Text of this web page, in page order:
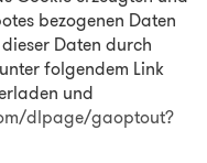
bezogenen Daten
Daten durch
folgendem Link
und
dlpage/gaoptout?